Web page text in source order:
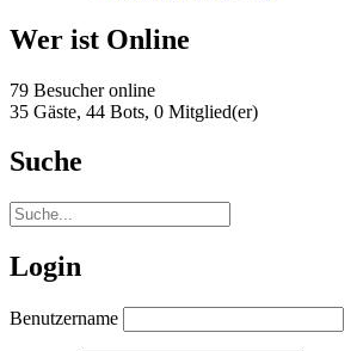
Wer ist Online
79 Besucher online
35 Gäste, 44 Bots, 0 Mitglied(er)
Suche
Login
Benutzername